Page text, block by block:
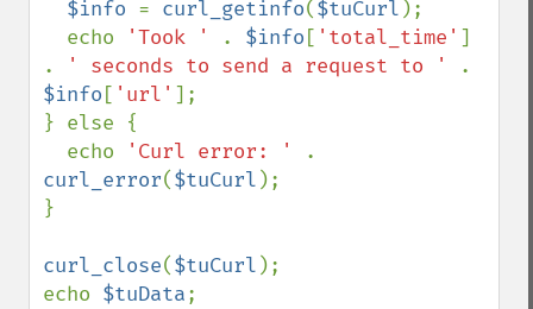
$info = curl_getinfo($tuCurl );
  echo
'Took ' . $info [ 'total_time' ]
.
' seconds to send a request to '
$info [ 'url' ];
} else {
  echo
'Curl error: '
curl_error($tuCurl );
}
curl_close($tuCurl );
echo $tuData